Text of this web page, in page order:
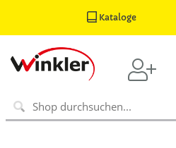
Kataloge